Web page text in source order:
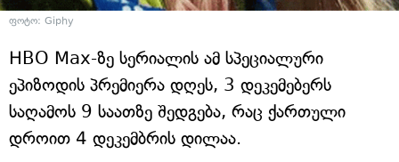
ფოტო: Giphy
HBO Max-ზე სერიალის ამ სპეციალური
ეპიზოდის პრემიერა დღეს, 3 დეკემებერს
საღამოს 9 საათზე შედგება, რაც ქართული
დროით 4 დეკემბრის დილაა.